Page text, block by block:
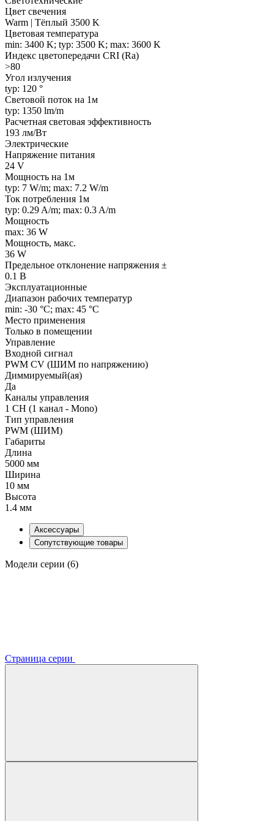
Цвет свечения
Warm | Тёплый 3500 K
Цветовая температура
min: 3400 K; typ: 3500 K; max: 3600 K
Индекс цветопередачи CRI (Ra)
>80
Угол излучения
typ: 120 °
Световой поток на 1м
typ: 1350 lm/m
Расчетная световая эффективность
193 лм/Вт
Электрические
Напряжение питания
24 V
Мощность на 1м
typ: 7 W/m; max: 7.2 W/m
Ток потребления 1м
typ: 0.29 A/m; max: 0.3 A/m
Мощность
max: 36 W
Мощность, макс.
36 W
Предельное отклонение напряжения ±
0.1 В
Эксплуатационные
Диапазон рабочих температур
min: -30 °C; max: 45 °C
Место применения
Только в помещении
Управление
Входной сигнал
PWM СV (ШИМ по напряжению)
Диммируемый(ая)
Да
Каналы управления
1 CH (1 канал - Mono)
Тип управления
PWM (ШИМ)
Габариты
Длина
5000 мм
Ширина
10 мм
Высота
1.4 мм
Аксессуары
Сопутствующие товары
Модели серии (6)
Страница серии